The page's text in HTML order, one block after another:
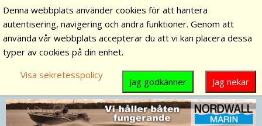
Denna webbplats använder cookies för att hantera
autentisering, navigering och andra funktioner. Genom att
använda vår webbplats accepterar du att vi kan placera dessa
typer av cookies på din enhet.
Visa sekretesspolicy
Jag nekar
Jag godkänner